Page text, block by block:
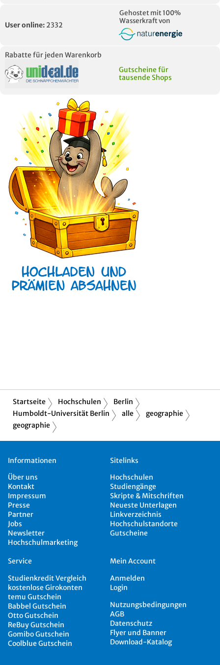
User online: 2332
Gehostet mit 100%
Wasserkraft von
Rabatte für jeden Warenkorb
Gutscheine für
tausende Shops
Startseite Hochschulen
Berlin
Humboldt-Universität Berlin
alle
geographie
geographie
Informationen
Über uns
Kontakt
Impressum
Presse
Partner
Jobs
Newsletter
Hochschulmarketing
Sitelinks
Hochschulen
Studiengänge
Skripte & Mitschriften
Neueste Unterlagen
Linkverzeichnis
Hochschulstandorte
Gutscheine
Service
Studienkredit Vergleich
kostenlose Girokonten
temu Gutschein
Babbel Gutschein
Otto Gutschein
ReBuy Gutschein
Gomibo Gutschein
Coolblue Gutschein
Mein Account
Anmelden
Login
Nutzungsbedingungen
AGB
Datenschutz
Flyer und Banner
Download-Katalog